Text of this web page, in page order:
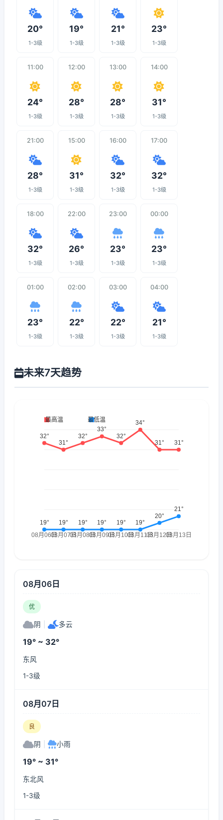
20°
1-3级
19°
1-3级
21°
1-3级
23°
1-3级
11:00
24°
1-3级
12:00
28°
1-3级
13:00
28°
1-3级
14:00
31°
1-3级
21:00
28°
1-3级
15:00
31°
1-3级
16:00
32°
1-3级
17:00
32°
1-3级
18:00
32°
1-3级
22:00
26°
1-3级
23:00
23°
1-3级
00:00
23°
1-3级
01:00
23°
1-3级
02:00
22°
1-3级
03:00
22°
1-3级
04:00
21°
1-3级
未来7天趋势
08月06日
优
阴 多云
19° ~ 32°
东风
1-3级
08月07日
良
阴 小雨
19° ~ 31°
东北风
1-3级